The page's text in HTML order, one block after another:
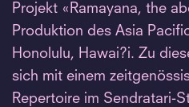
Projekt «Ramayana, the
Produktion des Asia
Honolulu, Hawai?i. Zu
sich mit einem
Repertoire im Sendratari-